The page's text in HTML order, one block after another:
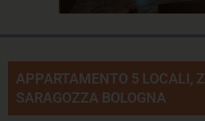
APPARTAMENTO 5 LOCALI,
SARAGOZZA BOLOGNA